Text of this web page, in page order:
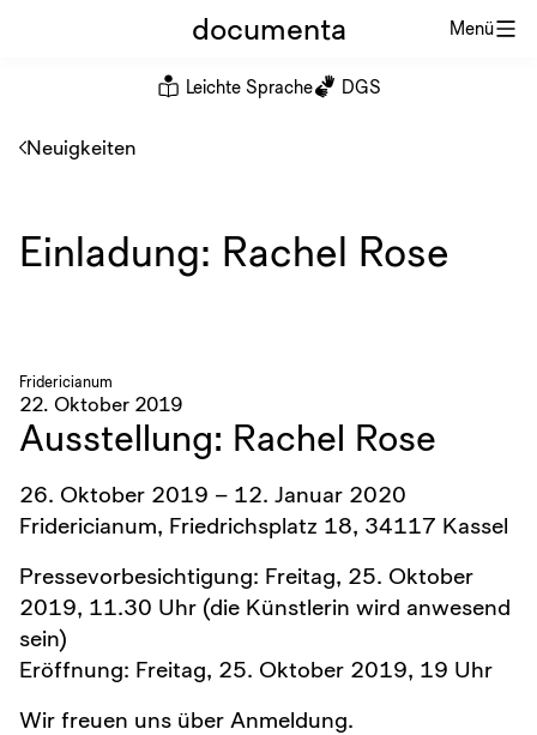
Menü
documenta
Leichte Sprache DGS
Neuigkeiten
Einladung: Rachel Rose
Fridericianum
22. Oktober 2019
Ausstellung: Rachel Rose
26. Oktober 2019 – 12. Januar 2020
Fridericianum, Friedrichsplatz 18, 34117 Kassel
Pressevorbesichtigung: Freitag, 25. Oktober
2019, 11.30 Uhr (die Künstlerin wird anwesend
sein)
Eröffnung: Freitag, 25. Oktober 2019, 19 Uhr
Wir freuen uns über Anmeldung.